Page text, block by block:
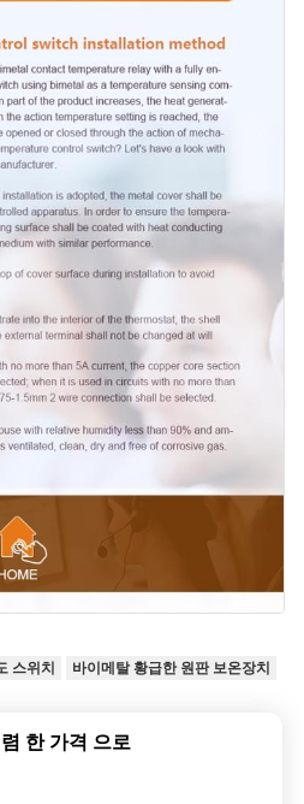
스위치 바이메탈 황급한 원판 보온장치
한 가격 으로